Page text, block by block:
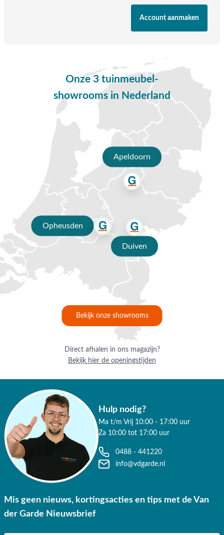
Account aanmaken
Onze 3 tuinmeubel-
showrooms in Nederland
Apeldoorn
Opheusden
Duiven
Bekijk onze showrooms
Direct afhalen in ons magazijn?
Bekijk hier de openingstijden
Hulp nodig?
Ma t/m Vrij 10:00 - 17:00 uur
Za 10:00 tot 17:00 uur
0488 - 441220
info@vdgarde.nl
Mis geen nieuws, kortingsacties en tips met de Van
der Garde Nieuwsbrief